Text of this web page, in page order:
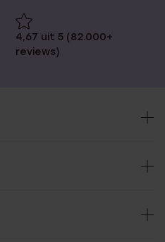
4,67 uit 5 (82.000+
reviews)